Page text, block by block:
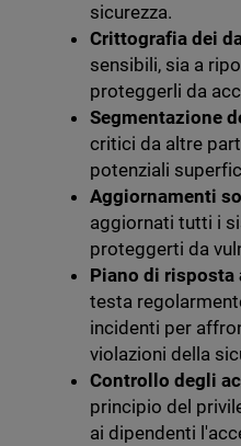
sicurezza.
Crittografia dei
sensibili, sia a
proteggerli da
Segmentazione
critici da altre
potenziali
Aggiornamenti
aggiornati tutti i
proteggerti da
Piano di
testa
incidenti per
violazioni della
Controllo degli
principio del
ai dipendenti